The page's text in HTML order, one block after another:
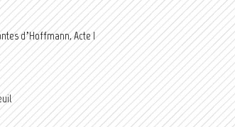
d’Hoffmann, Acte I